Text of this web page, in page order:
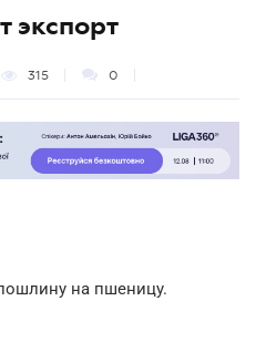
экспорт
315 0
на пшеницу.